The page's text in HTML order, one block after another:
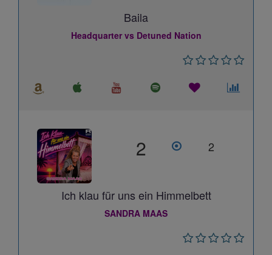
Baila
Headquarter vs Detuned Nation
2 2
Ich klau für uns ein Himmelbett
SANDRA MAAS